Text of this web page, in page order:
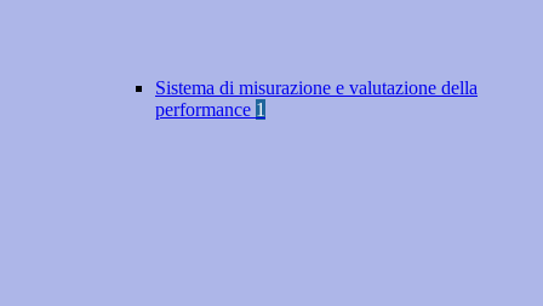
Sistema di misurazione e valutazione della
performance 1